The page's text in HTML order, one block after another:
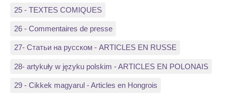
25 - TEXTES COMIQUES
26 - Commentaires de presse
27- Статьи на русском - ARTICLES EN RUSSE
28- artykuły w języku polskim - ARTICLES EN POLONAIS
29 - Cikkek magyarul - Articles en Hongrois